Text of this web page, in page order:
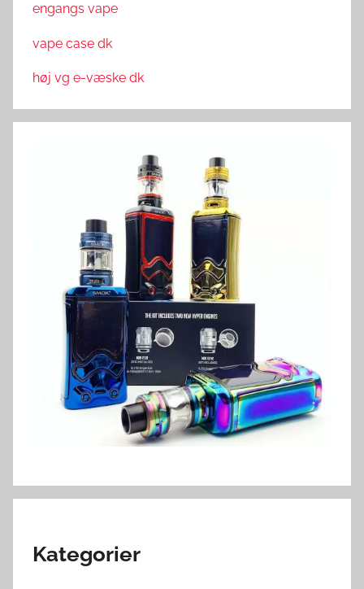
engangs vape
vape case dk
høj vg e-væske dk
Kategorier